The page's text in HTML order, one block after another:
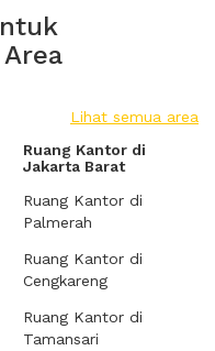
Lihat semua area
Ruang Kantor di
Jakarta Barat
Ruang Kantor di
Palmerah
Ruang Kantor di
Cengkareng
Ruang Kantor di
Tamansari